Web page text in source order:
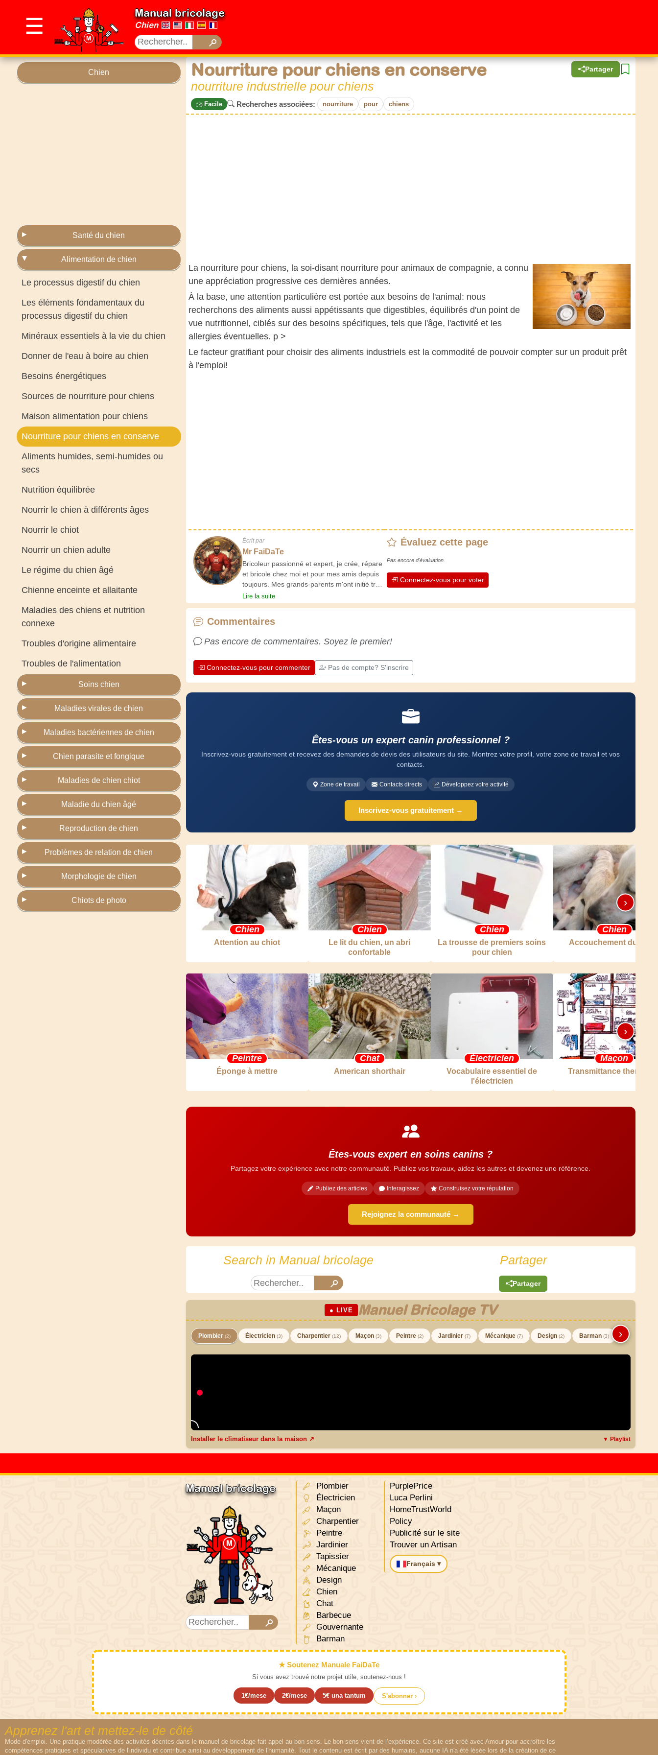
☰
Manual bricolage
Chien
Chien
Santé du chien
Alimentation de chien
Le processus digestif du chien
Les éléments fondamentaux du
processus digestif du chien
Minéraux essentiels à la vie du chien
Donner de l'eau à boire au chien
Besoins énergétiques
Sources de nourriture pour chiens
Maison alimentation pour chiens
Nourriture pour chiens en conserve
Aliments humides, semi-humides ou
secs
Nutrition équilibrée
Nourrir le chien à différents âges
Nourrir le chiot
Nourrir un chien adulte
Le régime du chien âgé
Chienne enceinte et allaitante
Maladies des chiens et nutrition
connexe
Troubles d'origine alimentaire
Troubles de l'alimentation
Soins chien
Maladies virales de chien
Maladies bactériennes de chien
Chien parasite et fongique
Maladies de chien chiot
Maladie du chien âgé
Reproduction de chien
Problèmes de relation de chien
Morphologie de chien
Chiots de photo
Partager
Nourriture pour chiens en conserve
nourriture industrielle pour chiens
Facile Recherches associées: nourriture pour chiens
La nourriture pour chiens, la soi-disant nourriture pour animaux de compagnie, a connu
une appréciation progressive ces dernières années.
À la base, une attention particulière est portée aux besoins de l'animal: nous
recherchons des aliments aussi appétissants que digestibles, équilibrés d'un point de
vue nutritionnel, ciblés sur des besoins spécifiques, tels que l'âge, l'activité et les
allergies éventuelles. p >
Le facteur gratifiant pour choisir des aliments industriels est la commodité de pouvoir compter sur un produit prêt
à l'emploi!
Écrit par
Mr FaiDaTe
Bricoleur passionné et expert, je crée, répare
et bricole chez moi et pour mes amis depuis
toujours. Mes grands-parents m'ont initié très
jeune, et depuis, j'ai acquis une riche
expérience. L'expérience est essentielle ! Elle
apprécier le dévouement des artisans
chaque jour est une occasion de progresser.
Lire la suite
Évaluez cette page
Pas encore d'évaluation.
Connectez-vous pour voter
Commentaires
Pas encore de commentaires. Soyez le premier!
Connectez-vous pour commenter Pas de compte? S'inscrire
Êtes-vous un expert canin professionnel ?
Inscrivez-vous gratuitement et recevez des demandes de devis des utilisateurs du site. Montrez votre profil, votre zone de travail et vos
contacts.
Zone de travail Contacts directs Développez votre activité
Inscrivez-vous gratuitement →
Chien
Attention au chiot
Chien
Le lit du chien, un abri
confortable
Chien
La trousse de premiers soins
pour chien
Chien
Accouchement du
›
Peintre
Éponge à mettre
Chat
American shorthair
Électricien
Vocabulaire essentiel de
l'électricien
Maçon
Transmittance
›
Êtes-vous expert en soins canins ?
Partagez votre expérience avec notre communauté. Publiez vos travaux, aidez les autres et devenez une référence.
Publiez des articles Interagissez Construisez votre réputation
Rejoignez la communauté →
Search in Manual bricolage Partager
Partager
● LIVE Manuel Bricolage TV
Plombier (2) Électricien (3) Charpentier (12) Maçon (3) Peintre (2) Jardinier (7) Mécanique (7) Design (2) Barman (3) ›
Installer le climatiseur dans la maison ↗ ▼ Playlist
Manual bricolage
Plombier
Électricien
Maçon
Charpentier
Peintre
Jardinier
Tapissier
Mécanique
Design
Chien
Chat
Barbecue
Gouvernante
Barman
PurplePrice
Luca Perlini
HomeTrustWorld
Policy
Publicité sur le site
Trouver un Artisan
Français ▾
★ Soutenez Manuale FaiDaTe
Si vous avez trouvé notre projet utile, soutenez-nous !
1€/mese 2€/mese 5€ una tantum S'abonner ›
Apprenez l'art et mettez-le de côté
Mode d'emploi. Une pratique modérée des activités décrites dans le manuel de bricolage fait appel au bon sens. Le bon sens vient de l’expérience. Ce site est créé avec Amour pour accroître les
compétences pratiques et spéculatives de l'individu et contribue ainsi au développement de l'humanité. Tout le contenu est écrit par des humains, aucune IA n'a été lésée lors de la création de ce